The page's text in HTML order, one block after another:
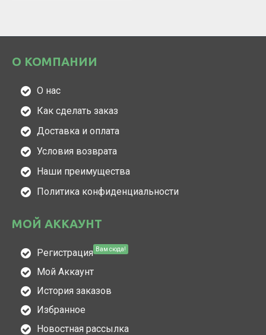
О КОМПАНИИ
О нас
Как сделать заказ
Доставка и оплата
Условия возврата
Наши преимущества
Политика конфиденциальности
МОЙ АККАУНТ
Регистрация Вам сюда!
Мой Аккаунт
История заказов
Избранное
Новостная рассылка